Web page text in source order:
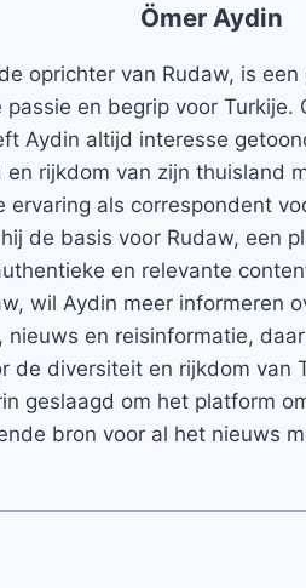
Ömer Aydin
oprichter van Rudaw, is
passie en begrip voor Turkije.
Aydin altijd interesse
en rijkdom van zijn thuisland
ervaring als correspondent
de basis voor Rudaw, een
en relevante
wil Aydin meer informeren
nieuws en reisinformatie,
de diversiteit en rijkdom van
geslaagd om het platform
bron voor al het nieuws